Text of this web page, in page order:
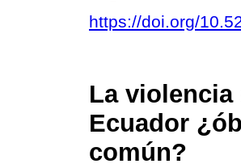
https://doi.org/
La violencia
Ecuador
común?